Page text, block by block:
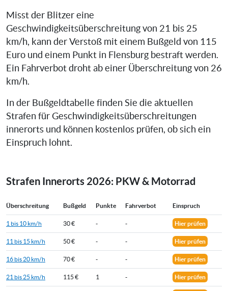
Misst der Blitzer eine
Geschwindigkeitsüberschreitung von 21 bis 25
km/h, kann der Verstoß mit einem Bußgeld von 115
Euro und einem Punkt in Flensburg bestraft werden.
Ein Fahrverbot droht ab einer Überschreitung von 26
km/h.
In der Bußgeldtabelle finden Sie die aktuellen
Strafen für Geschwindigkeitsüberschreitungen
innerorts und können kostenlos prüfen, ob sich ein
Einspruch lohnt.
Strafen Innerorts 2026: PKW & Motorrad
Überschreitung Bußgeld Punkte Fahrverbot Einspruch
1 bis 10 km/h 30 € - - Hier prüfen
11 bis 15 km/h 50 € - - Hier prüfen
16 bis 20 km/h 70 € - - Hier prüfen
21 bis 25 km/h 115 € 1 - Hier prüfen